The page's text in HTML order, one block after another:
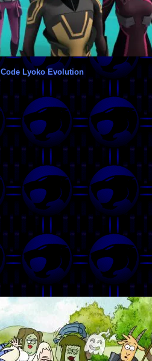
Code Lyoko Evolution